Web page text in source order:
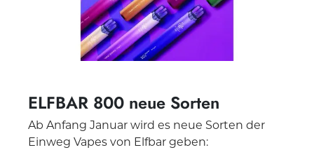
ELFBAR 800 neue Sorten
Ab Anfang Januar wird es neue Sorten der
Einweg Vapes von Elfbar geben: